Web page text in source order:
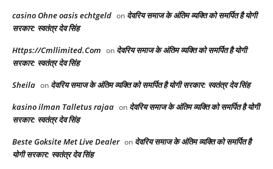
casino Ohne oasis echtgeld on देवरिय समाज के अंतिम व्यक्ति को समर्पित है योगी
सरकार: स्वतंत्र देव सिंह
Https://Cmllimited.Com on देवरिय समाज के अंतिम व्यक्ति को समर्पित है योगी
सरकार: स्वतंत्र देव सिंह
Sheila on देवरिय समाज के अंतिम व्यक्ति को समर्पित है योगी सरकार: स्वतंत्र देव सिंह
kasino ilman Talletus rajaa on देवरिय समाज के अंतिम व्यक्ति को समर्पित है योगी
सरकार: स्वतंत्र देव सिंह
Beste Goksite Met Live Dealer on देवरिय समाज के अंतिम व्यक्ति को समर्पित है
योगी सरकार: स्वतंत्र देव सिंह